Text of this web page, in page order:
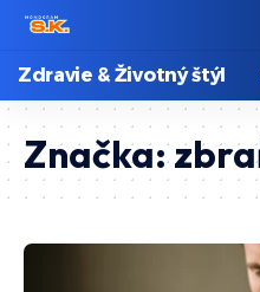
Zdravie & Životný štýl
Značka: